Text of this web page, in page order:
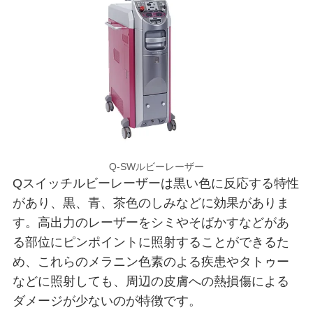
Q-SWルビーレーザー
Qスイッチルビーレーザーは黒い色に反応する特性
があり、黒、青、茶色のしみなどに効果がありま
す。高出力のレーザーをシミやそばかすなどがあ
る部位にピンポイントに照射することができるた
め、これらのメラニン色素のよる疾患やタトゥー
などに照射しても、周辺の皮膚への熱損傷による
ダメージが少ないのが特徴です。